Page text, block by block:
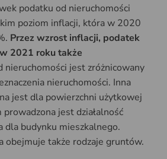
podatku od nieruchomości
poziom inflacji, która w 2020
Przez wzrost inflacji, podatek
2021 roku także
nieruchomości jest zróżnicowany
nieruchomości. Inna
jest dla powierzchni użytkowej
jest działalność
dla budynku mieszkalnego.
obejmuje także rodzaje gruntów.